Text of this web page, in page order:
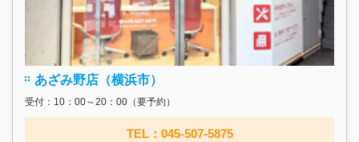
あざみ野店（横浜市）
受付：10：00～20：00（要予約）
TEL：045-507-5875